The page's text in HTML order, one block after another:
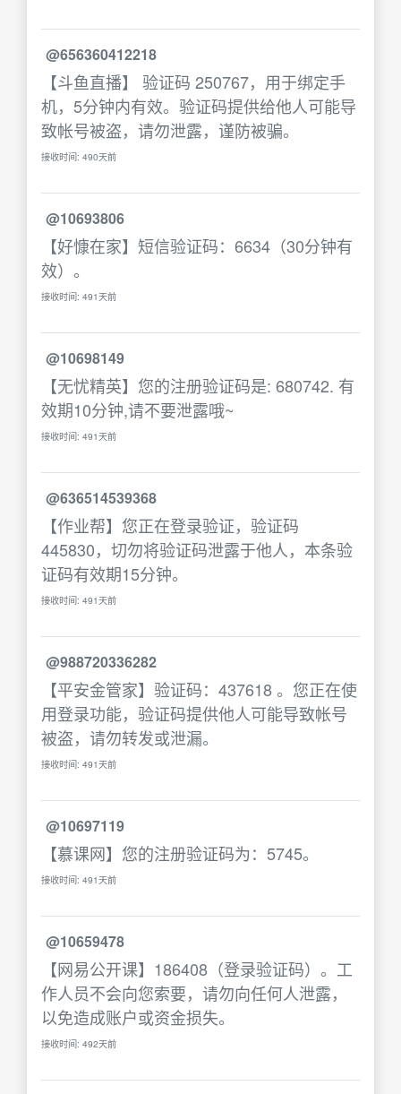
@656360412218
【斗鱼直播】 验证码 250767，用于绑定手
机，5分钟内有效。验证码提供给他人可能导
致帐号被盗，请勿泄露，谨防被骗。
接收时间: 490天前
@10693806
【好慷在家】短信验证码：6634（30分钟有
效）。
接收时间: 491天前
@10698149
【无忧精英】您的注册验证码是: 680742. 有
效期10分钟,请不要泄露哦~
接收时间: 491天前
@636514539368
【作业帮】您正在登录验证，验证码
445830，切勿将验证码泄露于他人，本条验
证码有效期15分钟。
接收时间: 491天前
@988720336282
【平安金管家】验证码：437618 。您正在使
用登录功能，验证码提供他人可能导致帐号
被盗，请勿转发或泄漏。
接收时间: 491天前
@10697119
【慕课网】您的注册验证码为：5745。
接收时间: 491天前
@10659478
【网易公开课】186408（登录验证码）。工
作人员不会向您索要，请勿向任何人泄露，
以免造成账户或资金损失。
接收时间: 492天前